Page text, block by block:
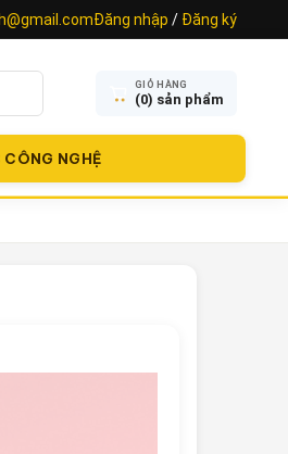
Đăng nhập / Đăng ký
GIỎ HÀNG
(0) sản phẩm
NGHỆ